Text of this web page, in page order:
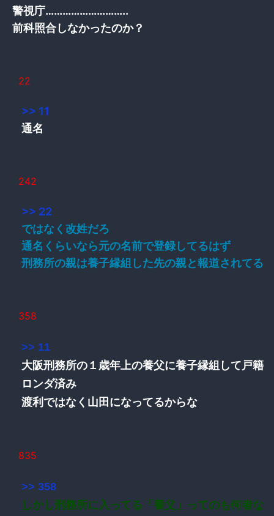
警視庁………………………..
前科照合しなかったのか？
22
>> 11
通名
242
>> 22
ではなく改姓だろ
通名くらいなら元の名前で登録してるはず
刑務所の親は養子縁組した先の親と報道されてる
358
>> 11
大阪刑務所の１歳年上の養父に養子縁組して戸籍
ロンダ済み
渡利ではなく山田になってるからな
835
>> 358
しかし刑務所に入ってる「養父」ってのも何者な